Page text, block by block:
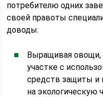
потребителю одних
своей правоты
доводы:
Выращивая овощи,
участке с
средств защиты и
на экологическую